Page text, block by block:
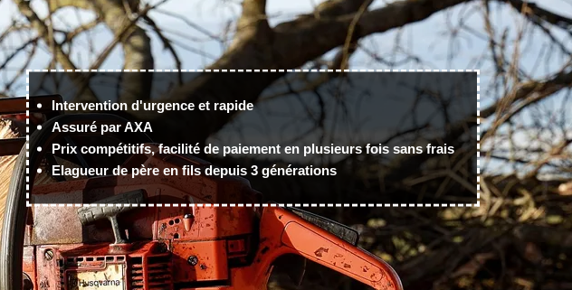
Intervention d'urgence et rapide
Assuré par AXA
Prix compétitifs, facilité de paiement en plusieurs fois sans frais
Elagueur de père en fils depuis 3 générations